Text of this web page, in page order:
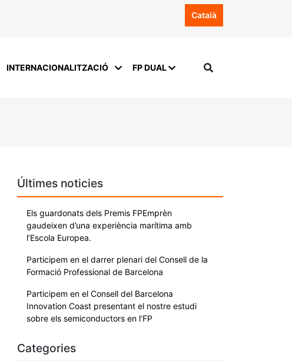
Català
INTERNACIONALITZACIÓ FP DUAL
Últimes noticies
Els guardonats dels Premis FPEmprèn
gaudeixen d’una experiència marítima amb
l’Escola Europea.
Participem en el darrer plenari del Consell de la
Formació Professional de Barcelona
Participem en el Consell del Barcelona
Innovation Coast presentant el nostre estudi
sobre els semiconductors en l’FP
Categories